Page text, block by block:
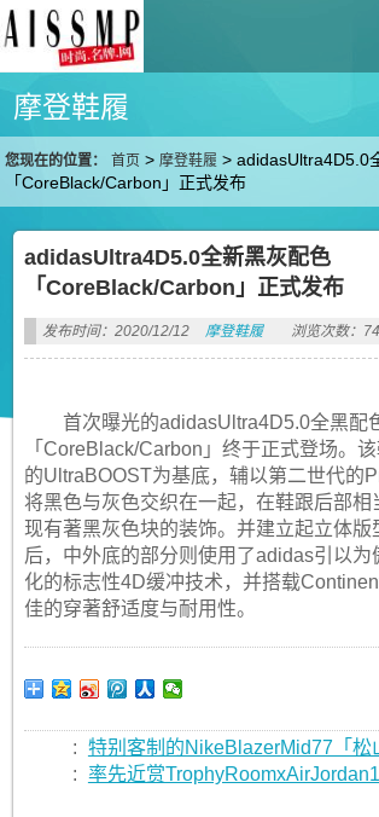
摩登鞋履
您现在的位置： 首页 >摩登鞋履 >adidasUltra4D5.0
「CoreBlack/Carbon」正式发布
adidasUltra4D5.0全新黑灰配色
「CoreBlack/Carbon」正式发布
发布时间：2020/12/12 摩登鞋履 浏览次数：
首次曝光的adidasUltra4D5.0全黑配
「CoreBlack/Carbon」终于正式登场。
的UltraBOOST为基底，辅以第二世代的
将黑色与灰色交织在一起，在鞋跟后部相
现有著黑灰色块的装饰。并建立起立体版
后，中外底的部分则使用了adidas引以为
化的标志性4D缓冲技术，并搭载
佳的穿著舒适度与耐用性。
: 特别客制的NikeBlazerMid77「松
: 率先近赏